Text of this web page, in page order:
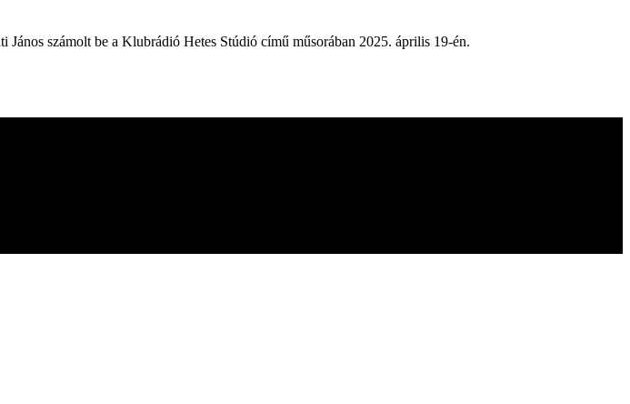
János számolt be a Klubrádió Hetes Stúdió című műsorában 2025. április 19-én.